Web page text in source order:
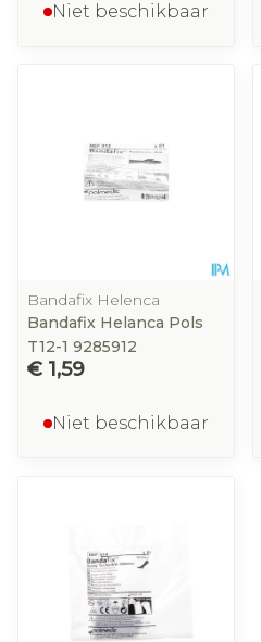
Niet beschikbaar
Bandafix Helenca
Bandafix Helanca Pols
T12-1 9285912
€ 1,59
Niet beschikbaar